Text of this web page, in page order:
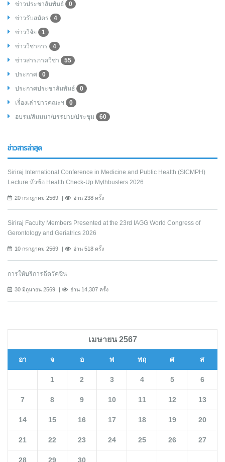
ข่าวประชาสัมพันธ์
0
ข่าวรับสมัคร
4
ข่าววิจัย
1
ข่าววิชาการ
4
ข่าวสารภาควิชา
55
ประกาศ
0
ประกาศประชาสัมพันธ์
0
เรื่องเล่าข่าวคณะฯ
0
อบรม/สัมมนา/บรรยาย/ประชุม
60
ข่าวสารล่าสุด
Siriraj International Conference in Medicine and Public Health (SICMPH)
Lecture หัวข้อ Health Check-Up Mythbusters 2026
20 กรกฎาคม 2569 อ่าน 238 ครั้ง
Siriraj Faculty Members Presented at the 23rd IAGG World Congress of
Gerontology and Geriatrics 2026
10 กรกฎาคม 2569 อ่าน 518 ครั้ง
การให้บริการฉีดวัคซีน
30 มิถุนายน 2569 อ่าน 14,307 ครั้ง
เมษายน 2567
อา จ อ พ พฤ ศ ส
1 2 3 4 5 6
7 8 9 10 11 12 13
14 15 16 17 18 19 20
21 22 23 24 25 26 27
28 29 30